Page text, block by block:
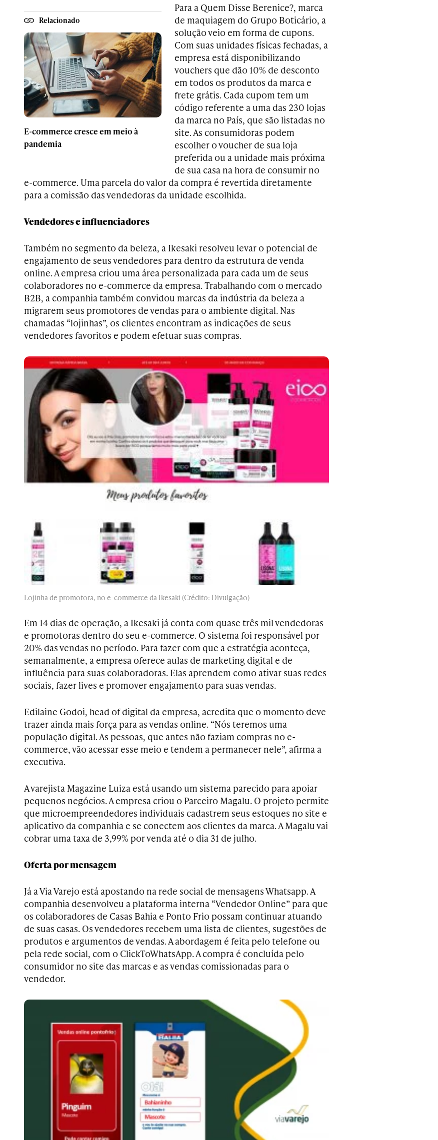
Relacionado
E-commerce cresce em meio à
pandemia
Para a Quem Disse Berenice?, marca
de maquiagem do Grupo Boticário, a
solução veio em forma de cupons.
Com suas unidades físicas fechadas, a
empresa está disponibilizando
vouchers que dão 10% de desconto
em todos os produtos da marca e
frete grátis. Cada cupom tem um
código referente a uma das 230 lojas
da marca no País, que são listadas no
site. As consumidoras podem
escolher o voucher de sua loja
preferida ou a unidade mais próxima
de sua casa na hora de consumir no
e-commerce. Uma parcela do valor da compra é revertida diretamente
para a comissão das vendedoras da unidade escolhida.
Vendedores e influenciadores
Também no segmento da beleza, a Ikesaki resolveu levar o potencial de
engajamento de seus vendedores para dentro da estrutura de venda
online. A empresa criou uma área personalizada para cada um de seus
colaboradores no e-commerce da empresa. Trabalhando com o mercado
B2B, a companhia também convidou marcas da indústria da beleza a
migrarem seus promotores de vendas para o ambiente digital. Nas
chamadas “lojinhas”, os clientes encontram as indicações de seus
vendedores favoritos e podem efetuar suas compras.
Lojinha de promotora, no e-commerce da Ikesaki (Crédito: Divulgação)
Em 14 dias de operação, a Ikesaki já conta com quase três mil vendedoras
e promotoras dentro do seu e-commerce. O sistema foi responsável por
20% das vendas no período. Para fazer com que a estratégia aconteça,
semanalmente, a empresa oferece aulas de marketing digital e de
influência para suas colaboradoras. Elas aprendem como ativar suas redes
sociais, fazer lives e promover engajamento para suas vendas.
Edilaine Godoi, head of digital da empresa, acredita que o momento deve
trazer ainda mais força para as vendas online. “Nós teremos uma
população digital. As pessoas, que antes não faziam compras no e-
commerce, vão acessar esse meio e tendem a permanecer nele”, afirma a
executiva.
A varejista Magazine Luiza está usando um sistema parecido para apoiar
pequenos negócios. A empresa criou o Parceiro Magalu. O projeto permite
que microempreendedores individuais cadastrem seus estoques no site e
aplicativo da companhia e se conectem aos clientes da marca. A Magalu vai
cobrar uma taxa de 3,99% por venda até o dia 31 de julho.
Oferta por mensagem
Já a Via Varejo está apostando na rede social de mensagens Whatsapp. A
companhia desenvolveu a plataforma interna “Vendedor Online” para que
os colaboradores de Casas Bahia e Ponto Frio possam continuar atuando
de suas casas. Os vendedores recebem uma lista de clientes, sugestões de
produtos e argumentos de vendas. A abordagem é feita pelo telefone ou
pela rede social, com o ClickToWhatsApp. A compra é concluída pelo
consumidor no site das marcas e as vendas comissionadas para o
vendedor.